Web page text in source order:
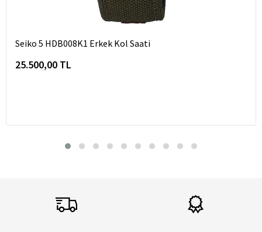
Seiko 5 HDB008K1 Erkek Kol Saati
25.500,00 TL